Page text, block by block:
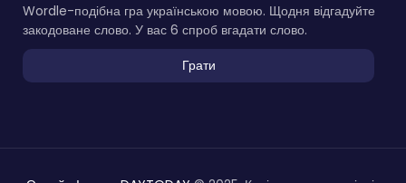
Wordle-подібна гра українською мовою. Щодня відгадуйте
закодоване слово. У вас 6 спроб вгадати слово.
Грати